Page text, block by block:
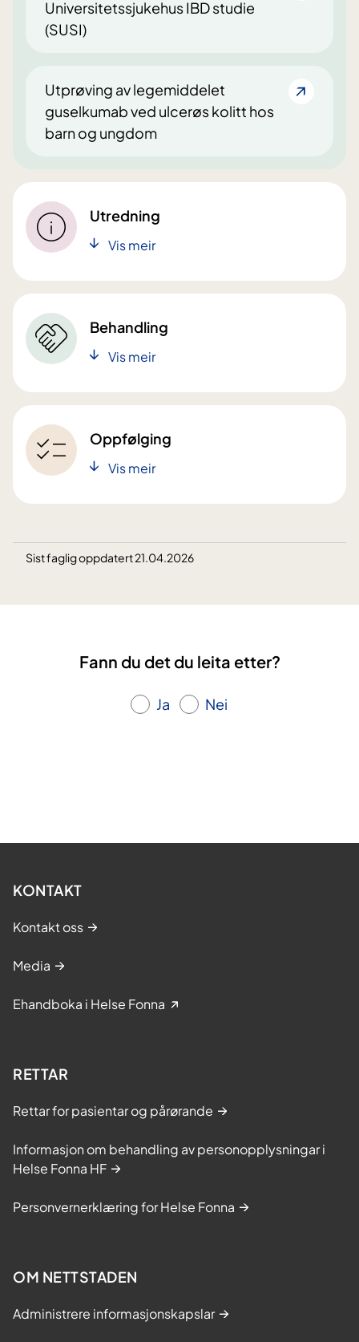
Universitetssjukehus IBD studie
(SUSI)
Utprøving av legemiddelet
guselkumab ved ulcerøs kolitt hos
barn og ungdom
Utredning
Vis meir
Behandling
Vis meir
Oppfølging
Vis meir
Sist faglig oppdatert 21.04.2026
Fann du det du leita etter?
Ja Nei
KONTAKT
Kontakt oss
Media
Ehandboka i Helse Fonna
RETTAR
Rettar for pasientar og pårørande
Informasjon om behandling av personopplysningar i
Helse Fonna HF
Personvernerklæring for Helse Fonna
OM NETTSTADEN
Administrere informasjonskapslar